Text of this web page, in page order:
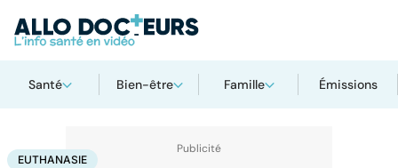
Santé Bien-être Famille Émissions
AccueilSantéEuthanasie
EUTHANASIE